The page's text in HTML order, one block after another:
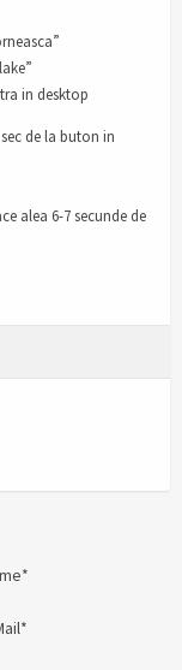
in desktop
de la buton in
alea 6-7 secunde de